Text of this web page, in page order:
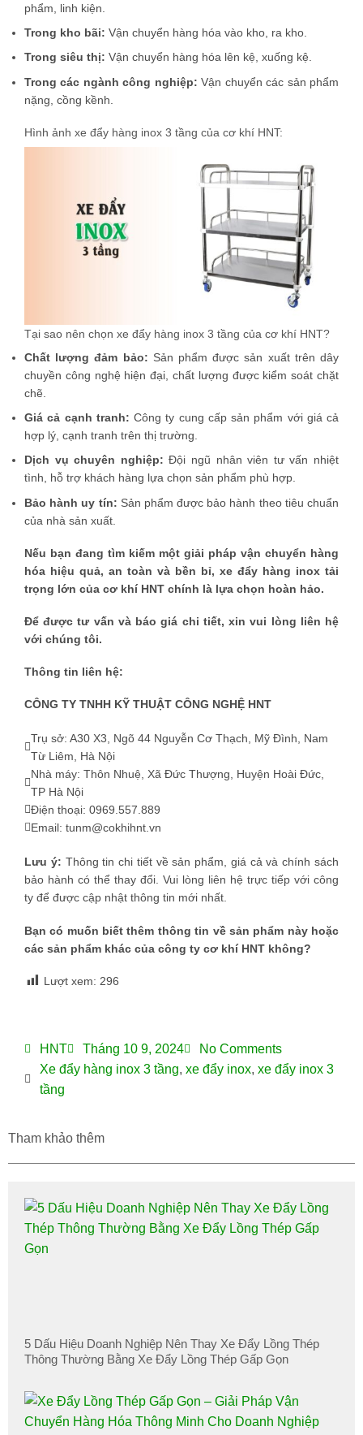
phẩm, linh kiện.
Trong kho bãi: Vận chuyển hàng hóa vào kho, ra kho.
Trong siêu thị: Vận chuyển hàng hóa lên kệ, xuống kệ.
Trong các ngành công nghiệp: Vận chuyển các sản phẩm
nặng, cồng kềnh.
Hình ảnh xe đẩy hàng inox 3 tầng của cơ khí HNT:
Tại sao nên chọn xe đẩy hàng inox 3 tầng của cơ khí HNT?
Chất lượng đảm bảo: Sản phẩm được sản xuất trên dây
chuyền công nghệ hiện đại, chất lượng được kiểm soát chặt
chẽ.
Giá cả cạnh tranh: Công ty cung cấp sản phẩm với giá cả
hợp lý, cạnh tranh trên thị trường.
Dịch vụ chuyên nghiệp: Đội ngũ nhân viên tư vấn nhiệt
tình, hỗ trợ khách hàng lựa chọn sản phẩm phù hợp.
Bảo hành uy tín: Sản phẩm được bảo hành theo tiêu chuẩn
của nhà sản xuất.
Nếu bạn đang tìm kiếm một giải pháp vận chuyển hàng
hóa hiệu quả, an toàn và bền bỉ, xe đẩy hàng inox tải
trọng lớn của cơ khí HNT chính là lựa chọn hoàn hảo.
Để được tư vấn và báo giá chi tiết, xin vui lòng liên hệ
với chúng tôi.
Thông tin liên hệ:
CÔNG TY TNHH KỸ THUẬT CÔNG NGHỆ HNT
Trụ sở: A30 X3, Ngõ 44 Nguyễn Cơ Thạch, Mỹ Đình, Nam
Từ Liêm, Hà Nội
Nhà máy: Thôn Nhuệ, Xã Đức Thượng, Huyện Hoài Đức,
TP Hà Nội
Điện thoại: 0969.557.889
Email: tunm@cokhihnt.vn
Lưu ý: Thông tin chi tiết về sản phẩm, giá cả và chính sách
bảo hành có thể thay đổi. Vui lòng liên hệ trực tiếp với công
ty để được cập nhật thông tin mới nhất.
Bạn có muốn biết thêm thông tin về sản phẩm này hoặc
các sản phẩm khác của công ty cơ khí HNT không?
Lượt xem: 296
HNT Tháng 10 9, 2024
No Comments
Xe đẩy hàng inox 3 tầng, xe đẩy inox, xe đẩy inox 3
tầng
Tham khảo thêm
5 Dấu Hiệu Doanh Nghiệp Nên Thay Xe Đẩy Lồng Thép
Thông Thường Bằng Xe Đẩy Lồng Thép Gấp Gọn